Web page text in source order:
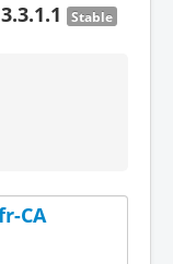
Stable
CA